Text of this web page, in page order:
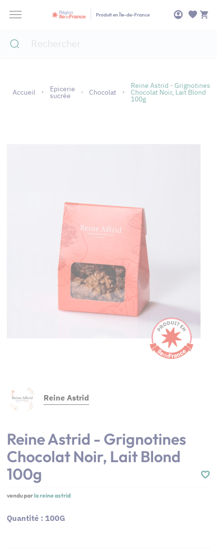
Produit en Île-de-France
Accueil Epicerie
sucrée Chocolat
Reine Astrid - Grignotines
Chocolat Noir, Lait Blond
100g
Reine Astrid
Reine Astrid - Grignotines
Chocolat Noir, Lait Blond
100g
vendu parla reine astrid
Quantité : 100G